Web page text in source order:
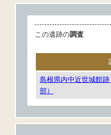
この遺跡の調査
島根県内中近世城館
部）